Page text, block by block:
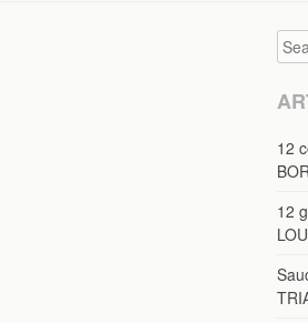
12
12